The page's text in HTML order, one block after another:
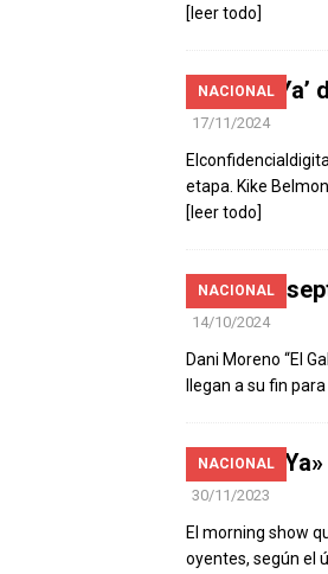
[leer todo]
NACIONAL
‘Anda
17/11/2024
etapa. Kike
[leer todo]
NACIONAL
El 2 de
14/10/2024
Dani Moreno “El
llegan a su fin
NACIONAL
«Anda
30/11/2023
El morning show
oyentes, según el